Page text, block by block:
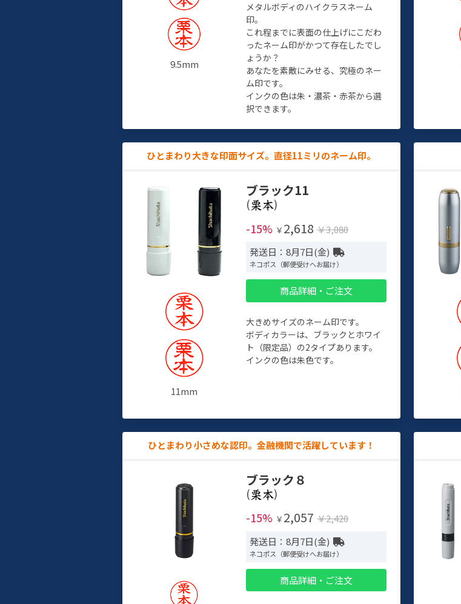
9.5mm
メタルボディのハイクラスネーム
印。
これ程までに表面の仕上げにこだわ
ったネーム印がかつて存在したでし
ょうか？
あなたを素敵にみせる、究極のネー
ム印です。
インクの色は朱・濃茶・赤茶から選
択できます。
ひとまわり大きな印面サイズ。直径11ミリのネーム印。
11mm
ブラック11
(
)
-15% ￥ 2,618 ￥3,080
発送日：8月7日(金)
ネコポス（郵便受けへお届け）
商品詳細・ご注文
大きめサイズのネーム印です。
ボディカラーは、ブラックとホワイ
ト（限定品）の2タイプあります。
インクの色は朱色です。
ひとまわり小さめな認印。金融機関で活躍しています！
ブラック８
(
)
-15% ￥ 2,057 ￥2,420
発送日：8月7日(金)
ネコポス（郵便受けへお届け）
商品詳細・ご注文